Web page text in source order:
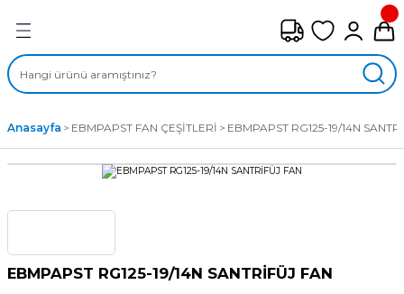
ÇEŞİTLERİ
Anasayfa EBMPAPST FAN ÇEŞİTLERİ EBMPAPST RG125-19/14N
EBMPAPST RG125-19/14N SANTRİFÜJ FAN